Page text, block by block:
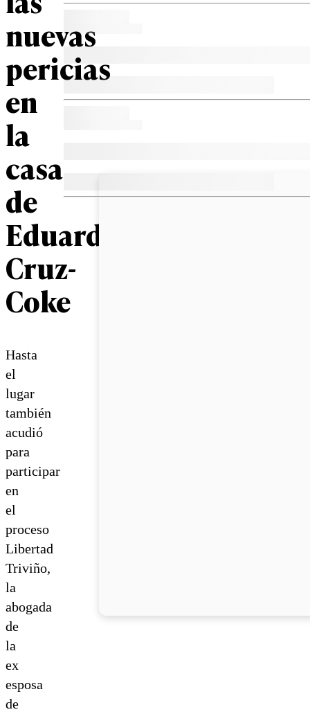
nuevas
pericias
en
la
casa
de
Eduardo
Cruz-
Coke
Hasta
el
lugar
también
acudió
para
participar
en
el
proceso
Libertad
Triviño,
la
abogada
de
la
ex
esposa
de